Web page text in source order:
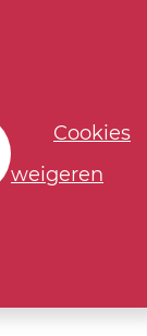
Cookies
weigeren